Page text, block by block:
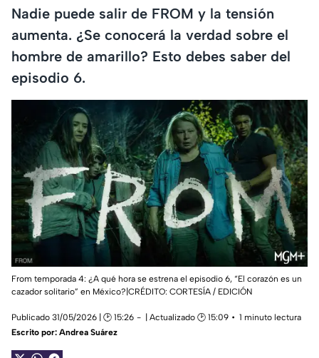
Nadie puede salir de FROM y la tensión
aumenta. ¿Se conocerá la verdad sobre el
hombre de amarillo? Esto debes saber del
episodio 6.
From temporada 4: ¿A qué hora se estrena el episodio 6, “El corazón es un
cazador solitario” en México?|CRÉDITO: CORTESÍA / EDICIÓN
Publicado 31/05/2026 | 🕑 15:26 | Actualizado 🕑 15:09
1 minuto lectura
Escrito por: Andrea Suárez